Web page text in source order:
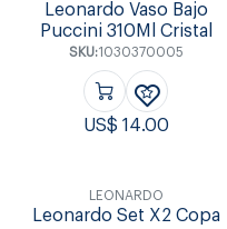
Leonardo Vaso Bajo
Puccini 310Ml Cristal
SKU:1030370005
US$ 14.00
LEONARDO
Leonardo Set X2 Copa